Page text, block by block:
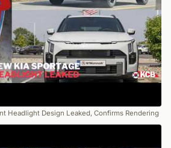
Headlight Design Leaked, Confirms Rendering